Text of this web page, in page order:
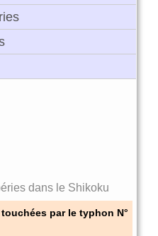
dans le Shikoku
par le typhon N°